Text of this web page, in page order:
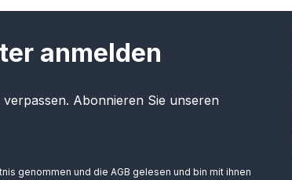
anmelden
Abonnieren Sie unseren
genommen und die AGB gelesen und bin mit ihnen